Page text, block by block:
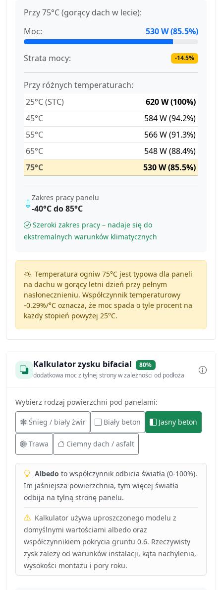
Przy 75°C (gorący dach w lecie):
Moc:
530 W (85.5%)
Strata mocy: -14.5%
Przy różnych temperaturach:
25°C (STC)
620 W (100%)
45°C
584 W (94.2%)
55°C
566 W (91.3%)
65°C
548 W (88.4%)
75°C
530 W (85.5%)
Zakres pracy panelu
-40°C do 85°C
Szeroki zakres pracy – nadaje się do
ekstremalnych warunków klimatycznych
Temperatura ogniw 75°C jest typowa dla paneli
na dachu w gorący letni dzień przy pełnym
nasłonecznieniu. Współczynnik temperaturowy
-0.29%/°Coznacza, że moc spada o tyle procent na
każdy stopień powyżej 25°C.
Kalkulator zysku bifacial
80%
dodatkowa moc z tylnej strony w zależności od podłoża
Wybierz rodzaj powierzchni pod panelami:
Śnieg / biały żwir Biały beton Jasny beton
Trawa Ciemny dach / asfalt
Albedo to współczynnik odbicia światła (0-100%).
Im jaśniejsza powierzchnia, tym więcej światła
odbija na tylną stronę panelu.
Kalkulator używa uproszczonego modelu z
domyślnymi wartościami albedo oraz
współczynnikiem pokrycia gruntu 0.6. Rzeczywisty
zysk zależy od warunków instalacji, kąta nachylenia,
wysokości montażu i pory roku.